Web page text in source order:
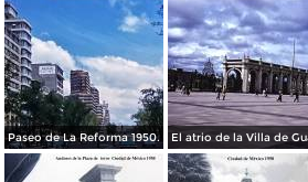
Paseo de La Reforma 1950.